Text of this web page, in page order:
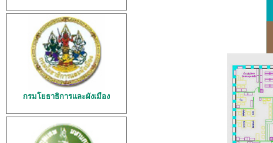
กรมโยธาธิการและผังเมือง